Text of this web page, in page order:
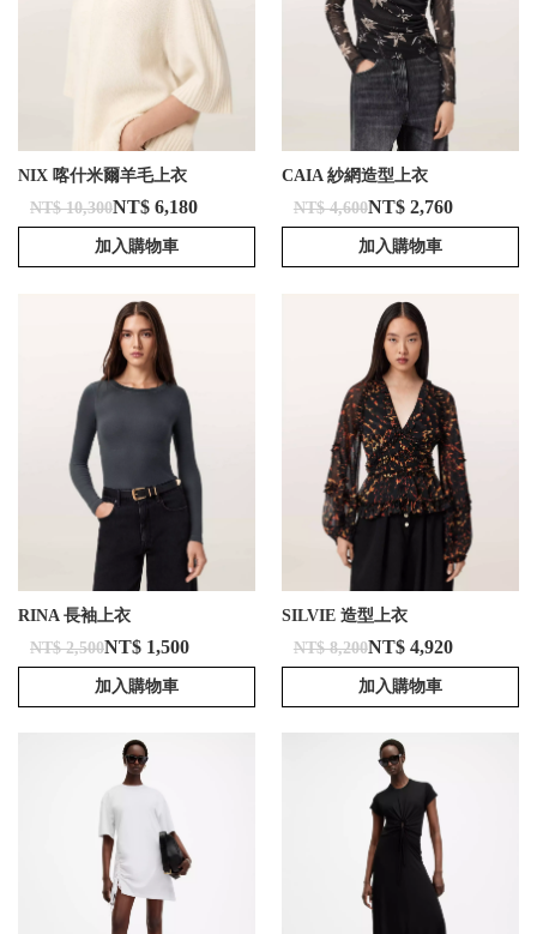
NIX 喀什米爾羊毛上衣
NT$ 10,300NT$ 6,180
加入購物車
CAIA 紗網造型上衣
NT$ 4,600NT$ 2,760
加入購物車
RINA 長袖上衣
NT$ 2,500NT$ 1,500
加入購物車
SILVIE 造型上衣
NT$ 8,200NT$ 4,920
加入購物車